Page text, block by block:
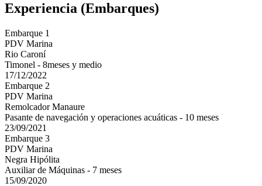
Experiencia (Embarques)
Embarque 1
PDV Marina
Rio Caroní
Timonel - 8meses y medio
17/12/2022
Embarque 2
PDV Marina
Remolcador Manaure
Pasante de navegación y operaciones acuáticas - 10 meses
23/09/2021
Embarque 3
PDV Marina
Negra Hipólita
Auxiliar de Máquinas - 7 meses
15/09/2020